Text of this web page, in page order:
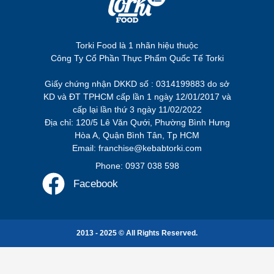
Torki Food là 1 nhãn hiệu thuộc
Công Ty Cổ Phần Thực Phẩm Quốc Tế Torki
Giấy chứng nhận DKKD số : 0314199883 do sở
KD và ĐT TPHCM cấp lần 1 ngày 12/01/2017 và
cấp lại lần thứ 3 ngày 11/02/2022
Địa chỉ: 120/5 Lê Văn Qưới, Phường Bình Hưng
Hòa A, Quận Bình Tân, Tp HCM
Email: franchise@kebabtorki.com
Phone: 0937 038 598
Facebook
2013 - 2025 © All Rights Reserved.